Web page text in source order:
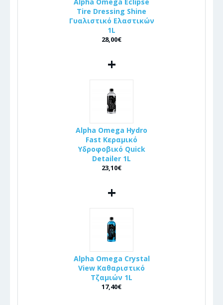
Tire Dressing Shine
Γυαλιστικό Ελαστικών
1L
28,00€
+
Alpha Omega Hydro
Fast Κεραμικό
Υδροφοβικό Quick
Detailer 1L
23,10€
+
Alpha Omega Crystal
View Καθαριστικό
Τζαμιών 1L
17,40€